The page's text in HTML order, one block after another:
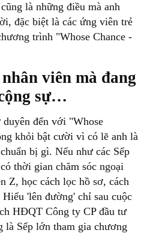
là những điều mà anh
đặc biệt là các ứng viên trẻ
trình "Whose Chance -
viên mà đang
sự…
đến với "Whose
khỏi bật cười vì có lẽ anh là
bị gì. Nếu như các Sếp
thời gian chăm sóc ngoại
Z, học cách lọc hồ sơ, cách
'lên đường' chỉ sau cuộc
HĐQT Công ty CP đầu tư
là Sếp lớn tham gia chương